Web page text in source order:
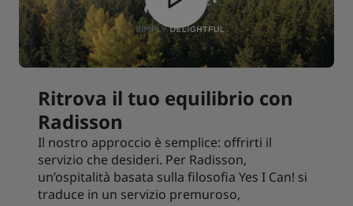
Ritrova il tuo equilibrio con
Radisson
Il nostro approccio è semplice: offrirti il
servizio che desideri. Per Radisson,
un’ospitalità basata sulla filosofia Yes I Can! si
traduce in un servizio premuroso,